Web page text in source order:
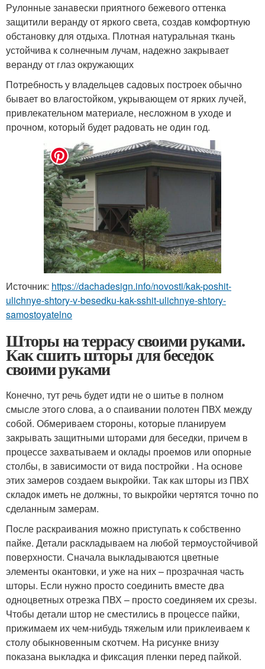
Рулонные занавески приятного бежевого оттенка
защитили веранду от яркого света, создав комфортную
обстановку для отдыха. Плотная натуральная ткань
устойчива к солнечным лучам, надежно закрывает
веранду от глаз окружающих
Потребность у владельцев садовых построек обычно
бывает во влагостойком, укрывающем от ярких лучей,
привлекательном материале, несложном в уходе и
прочном, который будет радовать не один год.
Источник: https://dachadesign.info/novosti/kak-poshit-
ulichnye-shtory-v-besedku-kak-sshit-ulichnye-shtory-
samostoyatelno
Шторы на террасу своими руками.
Как сшить шторы для беседок
своими руками
Конечно, тут речь будет идти не о шитье в полном
смысле этого слова, а о спаивании полотен ПВХ между
собой. Обмериваем стороны, которые планируем
закрывать защитными шторами для беседки, причем в
процессе захватываем и оклады проемов или опорные
столбы, в зависимости от вида постройки . На основе
этих замеров создаем выкройки. Так как шторы из ПВХ
складок иметь не должны, то выкройки чертятся точно по
сделанным замерам.
После раскраивания можно приступать к собственно
пайке. Детали раскладываем на любой термоустойчивой
поверхности. Сначала выкладываются цветные
элементы окантовки, и уже на них – прозрачная часть
шторы. Если нужно просто соединить вместе два
одноцветных отрезка ПВХ – просто соединяем их срезы.
Чтобы детали штор не сместились в процессе пайки,
прижимаем их чем-нибудь тяжелым или приклеиваем к
столу обыкновенным скотчем. На рисунке внизу
показана выкладка и фиксация пленки перед пайкой.